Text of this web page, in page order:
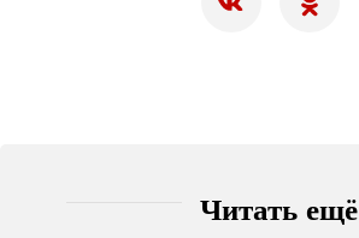
Читать ещё